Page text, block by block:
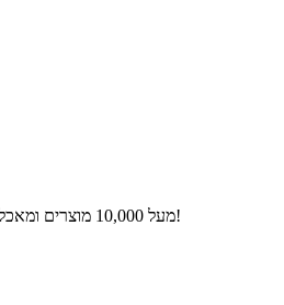
מעל 10,000 מוצרים ומאכלים במאגר עם ערכים תזונתיים!